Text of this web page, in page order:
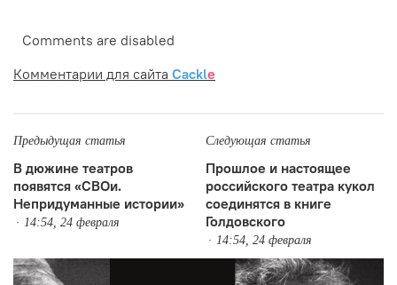
Comments are disabled
Комментарии для сайта Cackle
Предыдущая статья
В дюжине театров
появятся «СВОи.
Непридуманные истории»
14:54, 24 февраля
Следующая статья
Прошлое и настоящее
российского театра кукол
соединятся в книге
Голдовского
14:54, 24 февраля